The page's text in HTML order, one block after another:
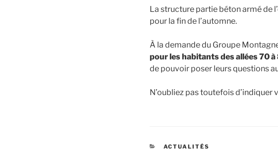
La structure partie béton armé de
pour la fin de l’automne.
À la demande du Groupe
pour les habitants des allées 70 à
de pouvoir poser leurs questions
N’oubliez pas toutefois
CATÉGORIES
ACTUALITÉS